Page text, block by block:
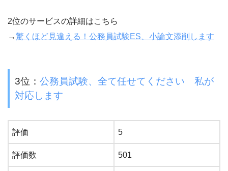
2位のサービスの詳細はこちら
→驚くほど見違える！公務員試験ES、小論文添削します
3位： 公務員試験、全て任せてください 私が
対応します
評価 5
評価数 501